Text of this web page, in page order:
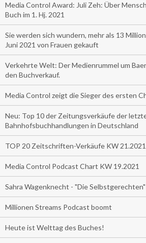
Media Control Award: Juli Zeh: Über
Buch im 1. Hj. 2021
Sie werden sich wundern, mehr als 13
Juni 2021 von Frauen gekauft
Verkehrte Welt: Der Medienrummel um
den Buchverkauf.
Media Control zeigt die Sieger des ersten
Neu: Top 10 der Zeitungsverkäufe der
Bahnhofsbuchhandlungen in Deutschland
TOP 20 Zeitschriften-Verkäufe KW 21.2021
Media Control Podcast Chart KW 19.2021
Sahra Wagenknecht - "Die Selbstgerechten"
Millionen Streams Podcast boomt
Heute ist Welttag des Buches!